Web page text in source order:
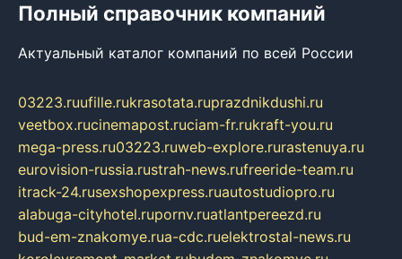
Полный справочник компаний
Актуальный каталог компаний по всей России
03223.ruufille.rukrasotata.ruprazdnikdushi.ru
veetbox.rucinemapost.ruciam-fr.rukraft-you.ru
mega-press.ru03223.ruweb-explore.rurastenuya.ru
eurovision-russia.rustrah-news.rufreeride-team.ru
itrack-24.rusexshopexpress.ruautostudiopro.ru
alabuga-cityhotel.rupornv.ruatlantpereezd.ru
bud-em-znakomye.rua-cdc.ruelektrostal-news.ru